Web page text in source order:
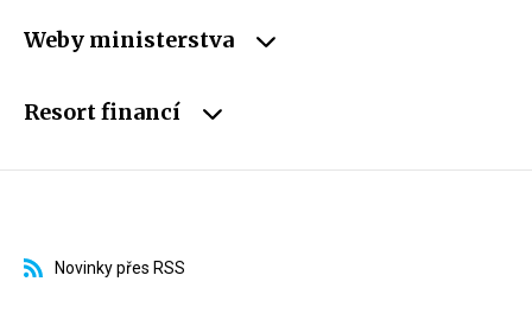
Weby ministerstva
Resort financí
Novinky přes RSS